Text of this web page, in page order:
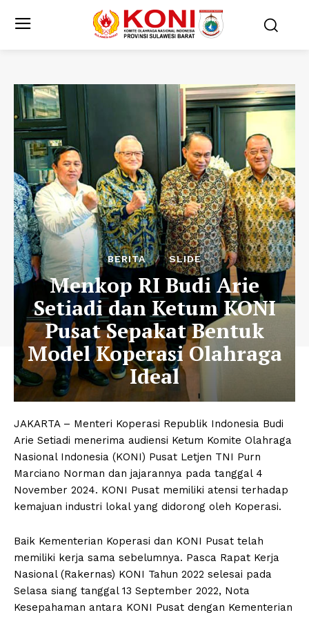
BERITA SLIDE
Menkop RI Budi Arie
Setiadi dan Ketum KONI
Pusat Sepakat Bentuk
Model Koperasi Olahraga
Ideal
JAKARTA – Menteri Koperasi Republik Indonesia Budi
Arie Setiadi menerima audiensi Ketum Komite Olahraga
Nasional Indonesia (KONI) Pusat Letjen TNI Purn
Marciano Norman dan jajarannya pada tanggal 4
November 2024. KONI Pusat memiliki atensi terhadap
kemajuan industri lokal yang didorong oleh Koperasi.
Baik Kementerian Koperasi dan KONI Pusat telah
memiliki kerja sama sebelumnya. Pasca Rapat Kerja
Nasional (Rakernas) KONI Tahun 2022 selesai pada
Selasa siang tanggal 13 September 2022, Nota
Kesepahaman antara KONI Pusat dengan Kementerian